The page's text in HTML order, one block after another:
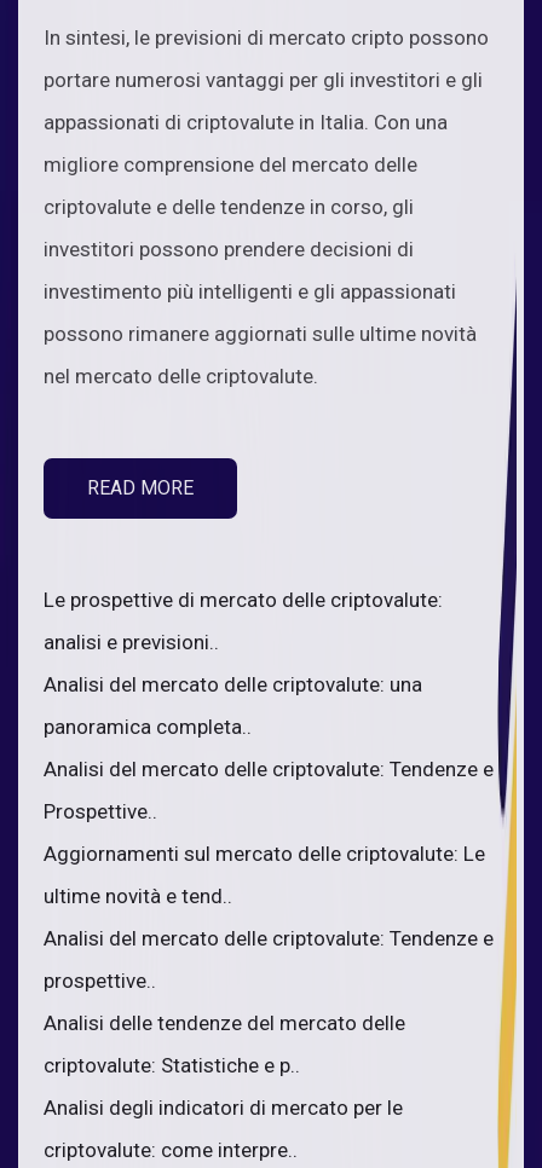
In sintesi, le previsioni di mercato cripto possono
portare numerosi vantaggi per gli investitori e gli
appassionati di criptovalute in Italia. Con una
migliore comprensione del mercato delle
criptovalute e delle tendenze in corso, gli
investitori possono prendere decisioni di
investimento più intelligenti e gli appassionati
possono rimanere aggiornati sulle ultime novità
nel mercato delle criptovalute.
READ MORE
Le prospettive di mercato delle criptovalute:
analisi e previsioni..
Analisi del mercato delle criptovalute: una
panoramica completa..
Analisi del mercato delle criptovalute: Tendenze e
Prospettive..
Aggiornamenti sul mercato delle criptovalute: Le
ultime novità e tend..
Analisi del mercato delle criptovalute: Tendenze e
prospettive..
Analisi delle tendenze del mercato delle
criptovalute: Statistiche e p..
Analisi degli indicatori di mercato per le
criptovalute: come interpre..